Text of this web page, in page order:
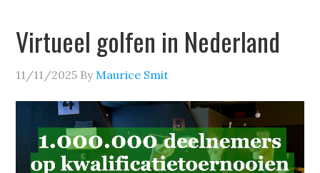
Virtueel golfen in Nederland
11/11/2025 ByMaurice Smit